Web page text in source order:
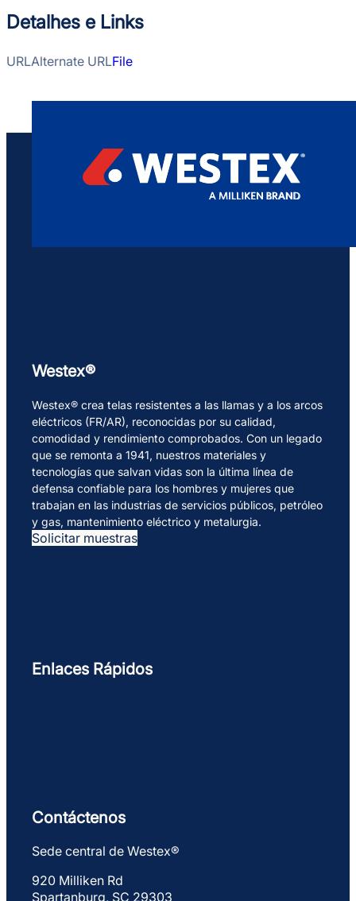
Detalhes e Links
URLAlternate URLFile
Westex®
Westex® crea telas resistentes a las llamas y a los arcos
eléctricos (FR/AR), reconocidas por su calidad,
comodidad y rendimiento comprobados. Con un legado
que se remonta a 1941, nuestros materiales y
tecnologías que salvan vidas son la última línea de
defensa confiable para los hombres y mujeres que
trabajan en las industrias de servicios públicos, petróleo
y gas, mantenimiento eléctrico y metalurgia.
Solicitar muestras
Enlaces Rápidos
Contáctenos
Sede central de Westex®
920 Milliken Rd
Spartanburg, SC 29303